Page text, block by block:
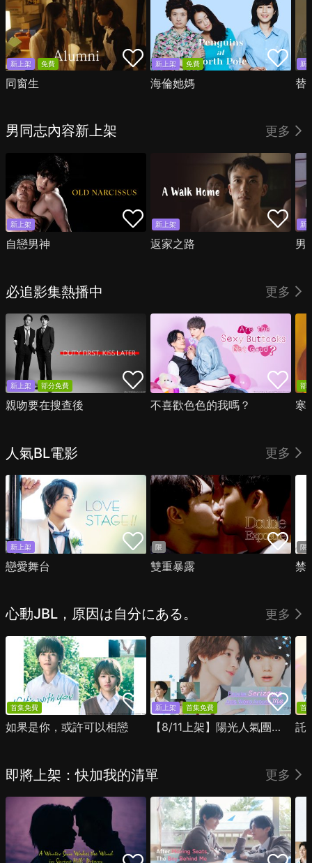
新上架 免費
同窗生
新上架 免費
海倫她媽
新
替
男同志內容新上架 更多
新上架
自戀男神
新上架
返家之路
新
男
必追影集熱播中 更多
新上架 部分免費
親吻要在搜查後 不喜歡色色的我嗎？
部
寒
人氣BL電影 更多
新上架
戀愛舞台
限
雙重暴露
限
禁
心動JBL，原因は自分にある。 更多
首集免費
如果是你，或許可以相戀
新上架 首集免費
【8/11上架】陽光人氣團中的芹澤，在我面前卻有點不對勁
首
託
即將上架：快加我的清單 更多